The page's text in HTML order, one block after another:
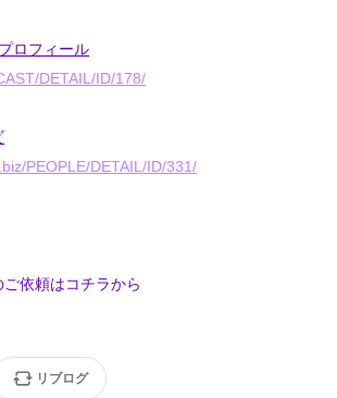
ロフィール
DETAIL/ID/178/
PEOPLE/DETAIL/ID/331/
依頼はコチラから
リブログ